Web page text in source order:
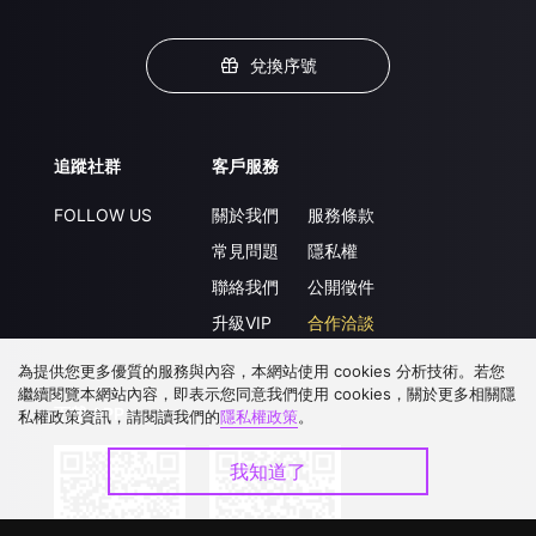
兌換序號
追蹤社群
FOLLOW US
客戶服務
關於我們
常見問題
聯絡我們
升級VIP
服務條款
隱私權
公開徵件
合作洽談
下載 APP
為提供您更多優質的服務與內容，本網站使用 cookies 分析技術。若您
繼續閱覽本網站內容，即表示您同意我們使用 cookies，關於更多相關隱
私權政策資訊，請閱讀我們的隱私權政策。
我知道了